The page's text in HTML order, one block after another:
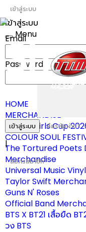
เข้าสู่ระบบ
เข้าสู่ระบบ
Email
Password
เข้าสู่ระบบ ลืมรหัสผ่าน?
|
สมัครสมาชิก
Toggle
Menu
HOME
MERCHANDISE
ผ้าเชียร์ Girls Cup
COLOUR SOUL
The Tortured
Merchandise
Universal Music
Taylor Swift
Guns N' Roses
Official Band
BTS X BT21 เสื้อยืด
วง BTS